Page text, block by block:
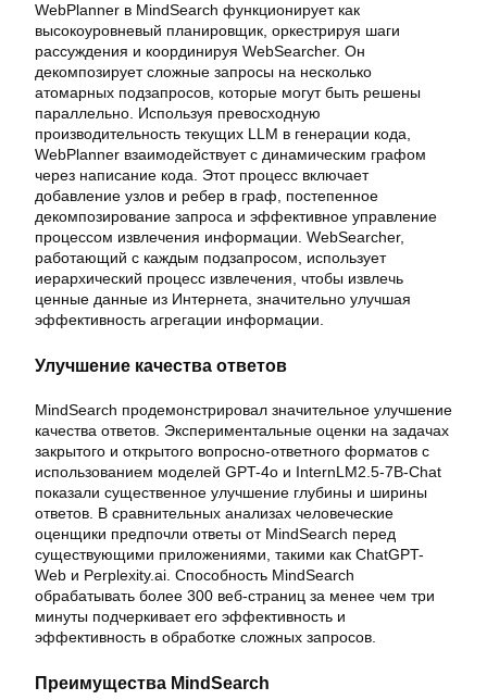
WebPlanner в MindSearch функционирует как
высокоуровневый планировщик, оркестрируя шаги
рассуждения и координируя WebSearcher. Он
декомпозирует сложные запросы на несколько
атомарных подзапросов, которые могут быть решены
параллельно. Используя превосходную
производительность текущих LLM в генерации кода,
WebPlanner взаимодействует с динамическим графом
через написание кода. Этот процесс включает
добавление узлов и ребер в граф, постепенное
декомпозирование запроса и эффективное управление
процессом извлечения информации. WebSearcher,
работающий с каждым подзапросом, использует
иерархический процесс извлечения, чтобы извлечь
ценные данные из Интернета, значительно улучшая
эффективность агрегации информации.
Улучшение качества ответов
MindSearch продемонстрировал значительное улучшение
качества ответов. Экспериментальные оценки на задачах
закрытого и открытого вопросно-ответного форматов с
использованием моделей GPT-4o и InternLM2.5-7B-Chat
показали существенное улучшение глубины и ширины
ответов. В сравнительных анализах человеческие
оценщики предпочли ответы от MindSearch перед
существующими приложениями, такими как ChatGPT-
Web и Perplexity.ai. Способность MindSearch
обрабатывать более 300 веб-страниц за менее чем три
минуты подчеркивает его эффективность и
эффективность в обработке сложных запросов.
Преимущества MindSearch